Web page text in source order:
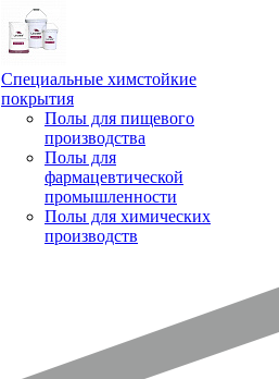
Специальные химстойкие
покрытия
Полы для пищевого
производства
Полы для
фармацевтической
промышленности
Полы для химических
производств